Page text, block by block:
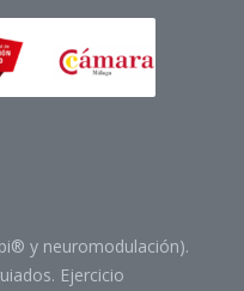
y neuromodulación).
Ejercicio